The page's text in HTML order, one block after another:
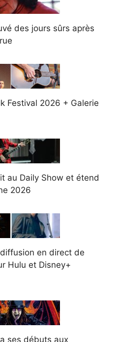
des jours sûrs après
Festival 2026 + Galerie
au Daily Show et étend
2026
en direct de
Hulu et Disney+
ses débuts aux